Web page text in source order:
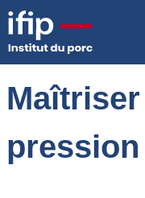
Accueil Documentations